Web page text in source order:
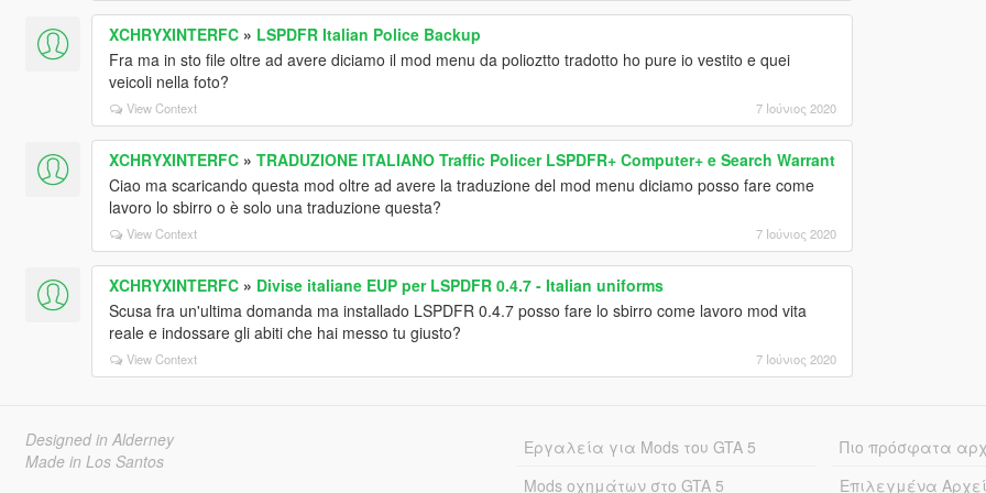
XCHRYXINTERFC» LSPDFR Italian Police Backup
Fra ma in sto file oltre ad avere diciamo il mod menu da polioztto tradotto ho pure io vestito e quei
veicoli nella foto?
View Context 7 Ιούνιος 2020
XCHRYXINTERFC» TRADUZIONE ITALIANO Traffic Policer LSPDFR+ Computer+ e Search Warrant
Ciao ma scaricando questa mod oltre ad avere la traduzione del mod menu diciamo posso fare come
lavoro lo sbirro o è solo una traduzione questa?
View Context 7 Ιούνιος 2020
XCHRYXINTERFC» Divise italiane EUP per LSPDFR 0.4.7 - Italian uniforms
Scusa fra un'ultima domanda ma installado LSPDFR 0.4.7 posso fare lo sbirro come lavoro mod vita
reale e indossare gli abiti che hai messo tu giusto?
View Context 7 Ιούνιος 2020
Designed in Alderney
Made in Los Santos
Εργαλεία για Mods του GTA 5
Mods οχημάτων στο GTA 5
Πιο πρόσφατα
Επιλεγμένα